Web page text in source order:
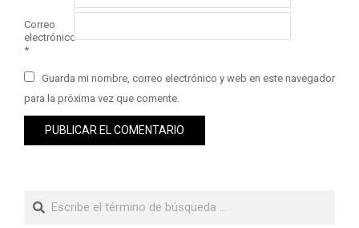
Correo
electrónico
*
Guarda mi nombre, correo electrónico y web en este navegador
para la próxima vez que comente.